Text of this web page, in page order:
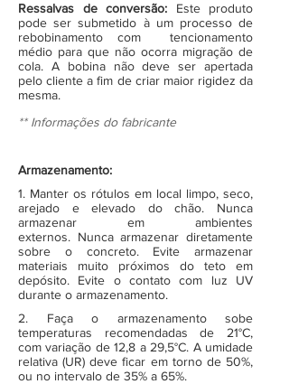
Ressalvas de conversão: Este produto
pode ser submetido à um processo de
rebobinamento com tencionamento
médio para que não ocorra migração de
cola. A bobina não deve ser apertada
pelo cliente a fim de criar maior rigidez da
mesma.
** Informações do fabricante
Armazenamento:
1. Manter os rótulos em local limpo, seco,
arejado e elevado do chão. Nunca
armazenar em ambientes
externos. Nunca armazenar diretamente
sobre o concreto. Evite armazenar
materiais muito próximos do teto em
depósito. Evite o contato com luz UV
durante o armazenamento.
2. Faça o armazenamento sobe
temperaturas recomendadas de 21°C,
com variação de 12,8 a 29,5°C. A umidade
relativa (UR) deve ficar em torno de 50%,
ou no intervalo de 35% a 65%.